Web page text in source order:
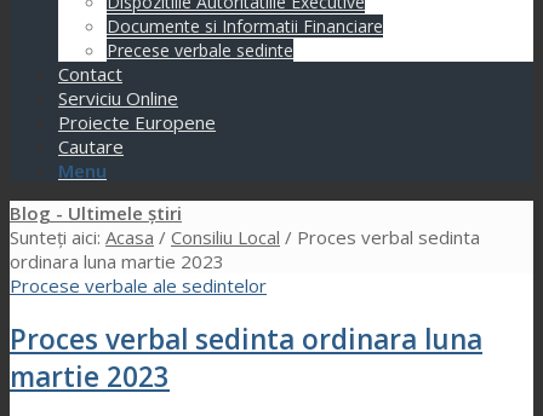
Documente si Informatii Financiare
Precese verbale sedinte
Contact
Serviciu Online
Proiecte Europene
Cautare
Menu
Blog - Ultimele știri
Sunteți aici: Acasa / Consiliu Local / Proces verbal sedinta
ordinara luna martie 2023
Procese verbale ale sedintelor
Proces verbal sedinta ordinara luna
martie 2023